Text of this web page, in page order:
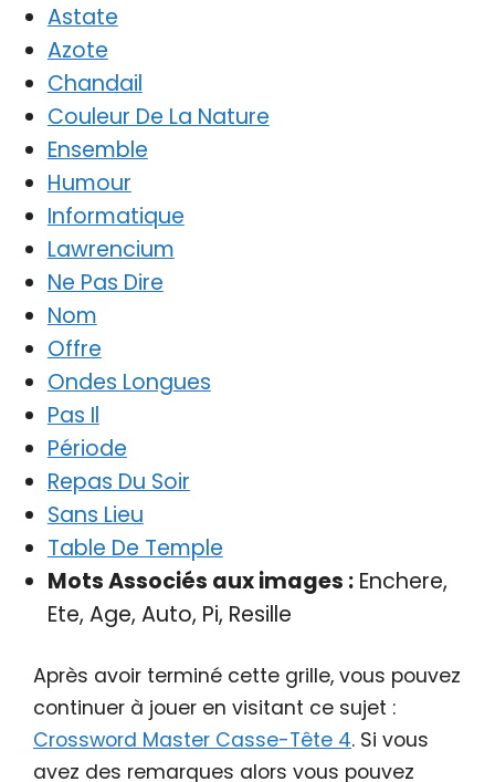
Astate
Azote
Chandail
Couleur De La Nature
Ensemble
Humour
Informatique
Lawrencium
Ne Pas Dire
Nom
Offre
Ondes Longues
Pas Il
Période
Repas Du Soir
Sans Lieu
Table De Temple
Mots Associés aux images :Enchere,
Ete, Age, Auto, Pi, Resille
Après avoir terminé cette grille, vous pouvez
continuer à jouer en visitant ce sujet :
Crossword Master Casse-Tête 4. Si vous
avez des remarques alors vous pouvez